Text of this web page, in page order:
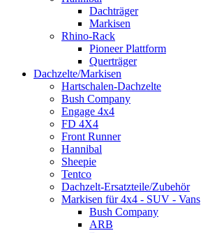
Dachträger
Markisen
Rhino-Rack
Pioneer Plattform
Querträger
Dachzelte/Markisen
Hartschalen-Dachzelte
Bush Company
Engage 4x4
FD 4X4
Front Runner
Hannibal
Sheepie
Tentco
Dachzelt-Ersatzteile/Zubehör
Markisen für 4x4 - SUV - Vans
Bush Company
ARB